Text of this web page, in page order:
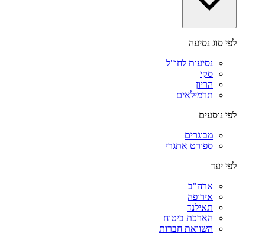
לפי סוג נסיעה
נסיעות לחו"ל
סקי
הריון
תרמילאים
לפי נוסעים
מבוגרים
ספורט אתגרי
לפי יעד
ארה"ב
אירופה
תאילנד
הארכת ביטוח
השוואת חברות